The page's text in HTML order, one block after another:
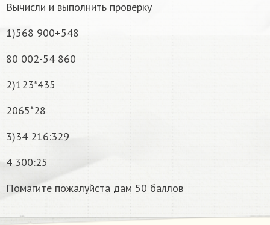
Вычисли и выполнить проверку
1)568 900+548
80 002-54 860
2)123*435
2065*28
3)34 216:329
4 300:25
Помагите пожалуйста дам 50 баллов